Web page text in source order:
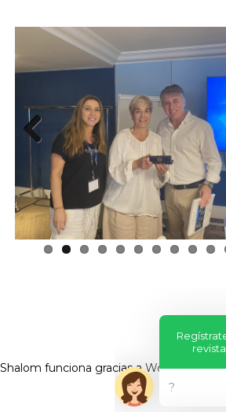
Previous
Shalom funciona gracias aWordPress